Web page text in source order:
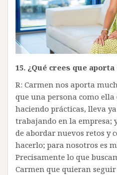
15. ¿Qué crees que aporta
R: Carmen nos aporta
que una persona como
haciendo prácticas, lleva
trabajando en la empresa;
de abordar nuevos retos y
hacerlo; para nosotros es
Precisamente lo que
Carmen que quieran